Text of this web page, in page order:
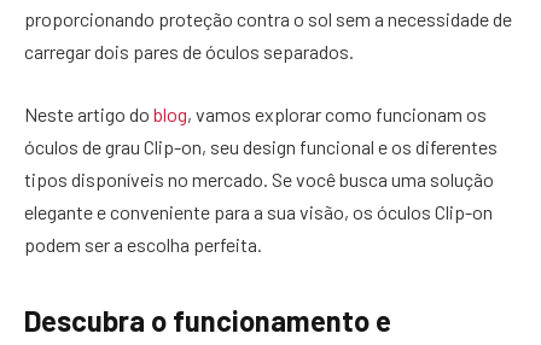
proporcionando proteção contra o sol sem a necessidade de
carregar dois pares de óculos separados.
Neste artigo do blog, vamos explorar como funcionam os
óculos de grau Clip-on, seu design funcional e os diferentes
tipos disponíveis no mercado. Se você busca uma solução
elegante e conveniente para a sua visão, os óculos Clip-on
podem ser a escolha perfeita.
Descubra o funcionamento e